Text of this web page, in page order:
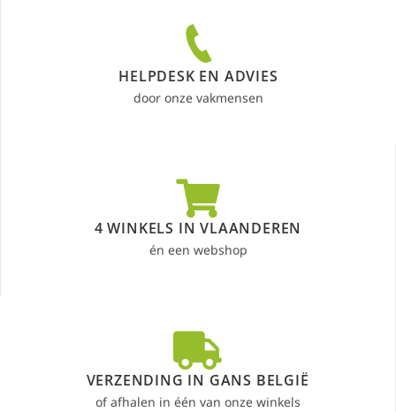
HELPDESK EN ADVIES
door onze vakmensen
4 WINKELS IN VLAANDEREN
én een webshop
VERZENDING IN GANS BELGIË
of afhalen in één van onze winkels